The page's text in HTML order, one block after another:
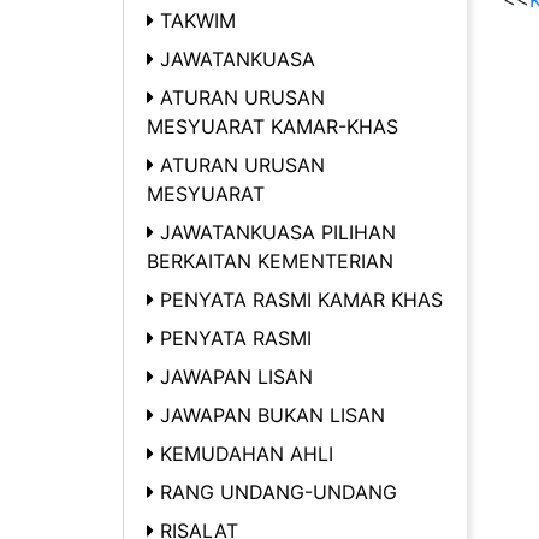
TAKWIM
JAWATANKUASA
ATURAN URUSAN
MESYUARAT KAMAR-KHAS
ATURAN URUSAN
MESYUARAT
JAWATANKUASA PILIHAN
BERKAITAN KEMENTERIAN
PENYATA RASMI KAMAR KHAS
PENYATA RASMI
JAWAPAN LISAN
JAWAPAN BUKAN LISAN
KEMUDAHAN AHLI
RANG UNDANG-UNDANG
RISALAT